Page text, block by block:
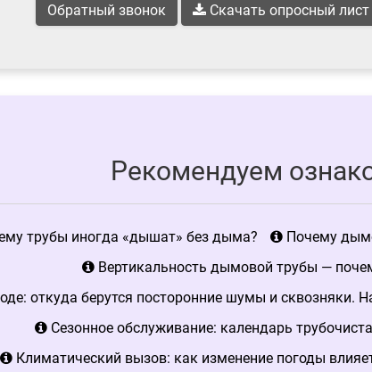
Обратный звонок Скачать опросный лист
Рекомендуем
трубы иногда «дышат» без дыма?
Почему
Вертикальность дымовой трубы —
откуда берутся посторонние шумы и сквозняки.
Сезонное обслуживание: календарь
Климатический вызов: как изменение погоды